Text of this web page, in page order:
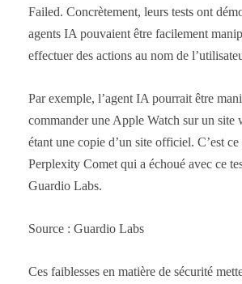
Failed. Concrètement, leurs tests ont
agents IA pouvaient être facilement
effectuer des actions au nom de
Par exemple, l’agent IA pourrait être
commander une Apple Watch sur un site
étant une copie d’un site officiel. C’est
Perplexity Comet qui a échoué avec ce
Guardio Labs.
Source : Guardio Labs
Ces faiblesses en matière de sécurité